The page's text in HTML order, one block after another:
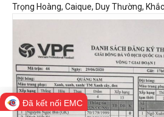
Trọng Hoàng, Caique, Duy Thường,
Đã kết nối EMC